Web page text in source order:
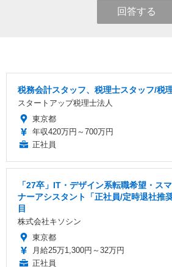
回答する
税務会計スタッフ、税理士スタッフ/税
スタートアップ税理士法人
東京都
年収420万円～700万円
正社員
「27卒」IT・デザイン系転職希望・ス
ナーアシスタント「正社員/定時退社推
目
株式会社キソシン
東京都
月給25万1,300円～32万円
正社員